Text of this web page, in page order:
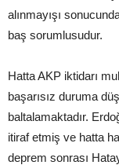
alınmayışı
baş sorumlusudur.
Hatta AKP iktidarı
başarısız duruma
baltalamaktadır.
itiraf etmiş ve hatta
deprem sonrası